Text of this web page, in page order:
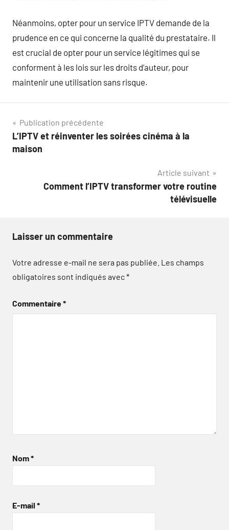
Néanmoins, opter pour un service IPTV demande de la
prudence en ce qui concerne la qualité du prestataire. Il
est crucial de opter pour un service légitimes qui se
conforment à les lois sur les droits d’auteur, pour
maintenir une utilisation sans risque.
Navigation
de
Publication précédente
L’IPTV et réinventer les soirées cinéma à la
maison
Article suivant
Comment l’IPTV transformer votre routine
télévisuelle
Laisser un commentaire
Votre adresse e-mail ne sera pas publiée. Les champs
obligatoires sont indiqués avec*
Commentaire*
Nom*
E-mail *